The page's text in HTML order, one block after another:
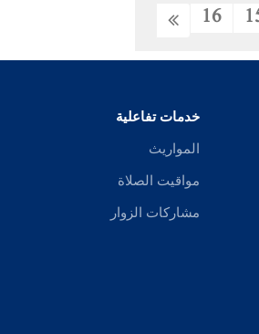
16
خدمات تفاعلية
المواريث
مواقيت الصلاة
مشاركات الزوار